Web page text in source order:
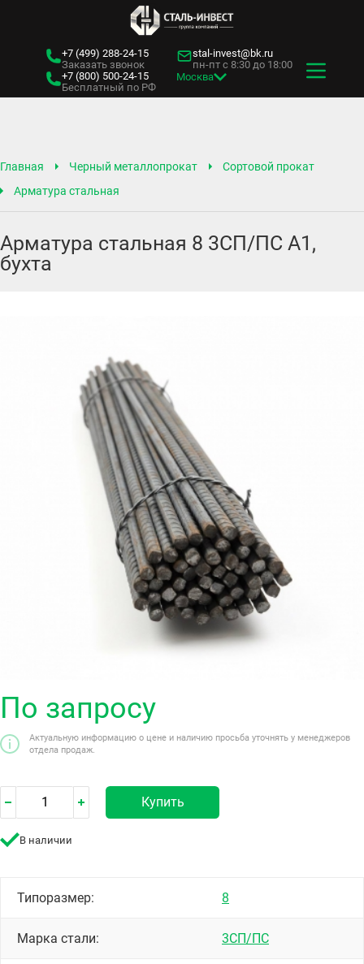
+7 (499) 288-24-15
Заказать звонок
+7 (800) 500-24-15
Бесплатный по РФ
stal-invest@bk.ru
пн-пт с 8:30 до 18:00
Москва
Главная Черный металлопрокат
Сортовой прокат
Арматура стальная
Арматура стальная 8 3СП/ПС А1,
бухта
По запросу
Актуальную информацию о цене и наличию просьба уточнять у менеджеров
отдела продаж.
Купить
В наличии
Типоразмер: 8
Марка стали: 3СП/ПС